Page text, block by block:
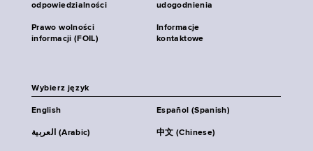
odpowiedzialności
udogodnienia
Prawo wolności
informacji (FOIL)
Informacje
kontaktowe
Wybierz język
English Español (Spanish)
العربية (Arabic) 中文 (Chinese)